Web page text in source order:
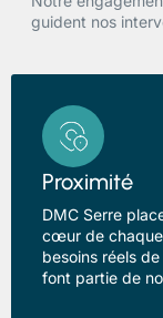
guident nos
Proximité
DMC Serre
cœur de chaque
besoins réels
font partie de